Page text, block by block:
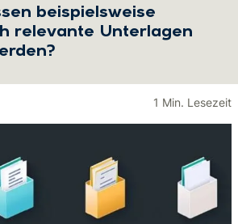
beispielsweise
relevante Unterlagen
1 Min. Lesezeit